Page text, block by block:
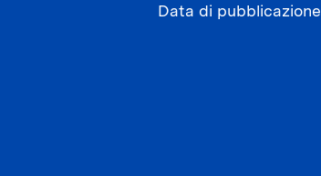
Data di pubblicazione